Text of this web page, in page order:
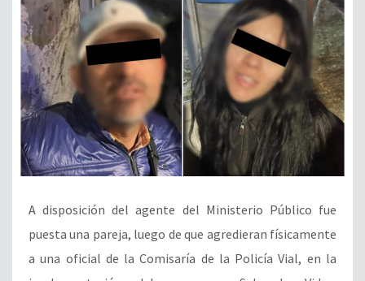
A disposición del agente del Ministerio Público fue
puesta una pareja, luego de que agredieran físicamente
a una oficial de la Comisaría de la Policía Vial, en la